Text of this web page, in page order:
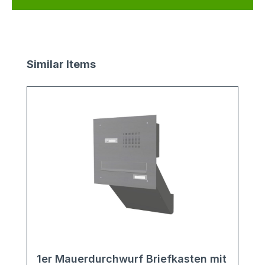
Produktgalerie überspringen
Similar Items
1er Mauerdurchwurf Briefkasten mit